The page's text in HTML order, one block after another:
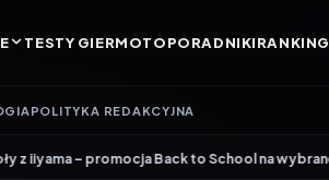
TESTY GIERMOTOPORADNIKI
POLITYKA REDAKCYJNA
Back to School na wybrane monitory•